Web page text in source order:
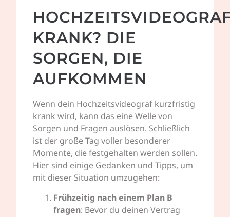
KRANK? DIE
SORGEN, DIE
AUFKOMMEN
Wenn dein Hochzeitsvideograf kurzfristig
krank wird, kann das eine Welle von
Sorgen und Fragen auslösen. Schließlich
ist der große Tag voller besonderer
Momente, die festgehalten werden sollen.
Hier sind einige Gedanken und Tipps, um
mit dieser Situation umzugehen:
Frühzeitig nach einem Plan B
fragen: Bevor du deinen Vertrag